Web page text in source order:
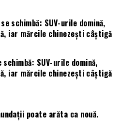
SUV-urile domină,
iar mărcile chinezești câștigă